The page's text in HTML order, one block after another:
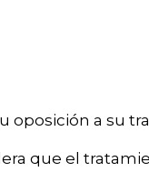
oposición a su
que el